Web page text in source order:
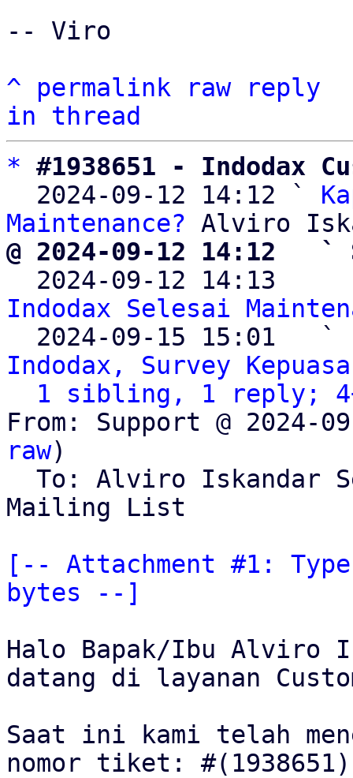
-- Viro
^
permalink raw
reply
in thread
* #1938651 - Indodax
  2024-09-12 14:12 `
Maintenance?
@ 2024-09-12 14:12   `
2024-09-12 14:13
Indodax Selesai
  2024-09-15 15:01   `
Indodax, Survey
1 sibling, 1 reply;
From: Support @ 2024-
raw)
To: Alviro Iskandar
Mailing List
[-- Attachment #1:
bytes --]
Halo Bapak/Ibu Alviro
datang di layanan
Saat ini kami telah
nomor tiket: